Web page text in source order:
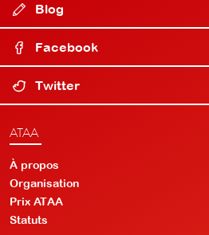
Blog
Facebook
Twitter
ATAA
À propos
Organisation
Prix ATAA
Statuts